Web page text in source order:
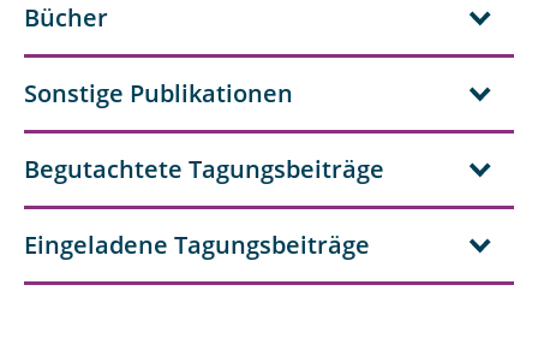
Bücher
Sonstige Publikationen
Begutachtete Tagungsbeiträge
Eingeladene Tagungsbeiträge